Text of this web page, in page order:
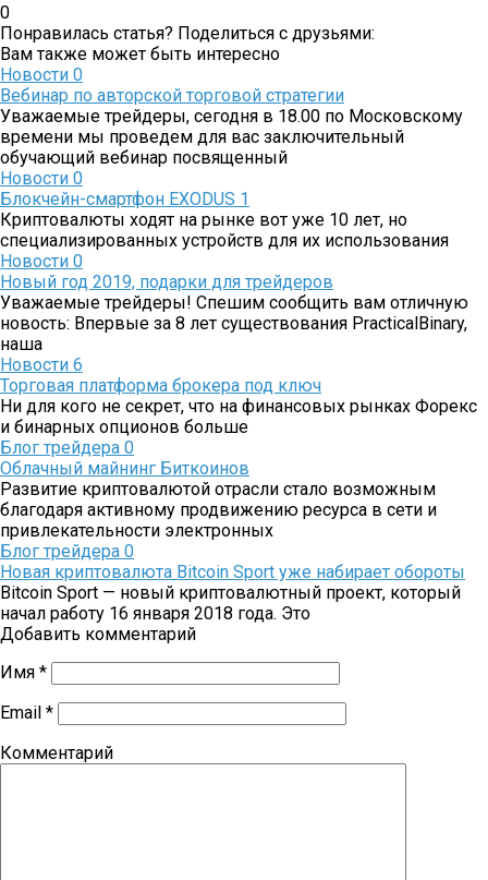
0
Понравилась статья? Поделиться с друзьями:
Вам также может быть интересно
Новости 0
Вебинар по авторской торговой стратегии
Уважаемые трейдеры, сегодня в 18.00 по Московскому
времени мы проведем для вас заключительный
обучающий вебинар посвященный
Новости 0
Блокчейн-смартфон EXODUS 1
Криптовалюты ходят на рынке вот уже 10 лет, но
специализированных устройств для их использования
Новости 0
Новый год 2019, подарки для трейдеров
Уважаемые трейдеры! Спешим сообщить вам отличную
новость: Впервые за 8 лет существования PracticalBinary,
наша
Новости 6
Торговая платформа брокера под ключ
Ни для кого не секрет, что на финансовых рынках Форекс
и бинарных опционов больше
Блог трейдера 0
Облачный майнинг Биткоинов
Развитие криптовалютой отрасли стало возможным
благодаря активному продвижению ресурса в сети и
привлекательности электронных
Блог трейдера 0
Новая криптовалюта Bitcoin Sport уже набирает обороты
Bitcoin Sport — новый криптовалютный проект, который
начал работу 16 января 2018 года. Это
Добавить комментарий
Имя *
Email *
Комментарий